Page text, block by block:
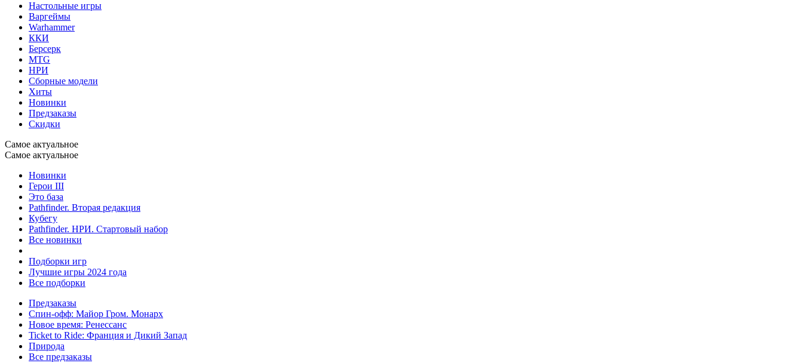
Настольные игры
Варгеймы
Warhammer
ККИ
Берсерк
MTG
НРИ
Сборные модели
Хиты
Новинки
Предзаказы
Скидки
Самое актуальное
Самое актуальное
Новинки
Герои III
Это база
Pathfinder. Вторая редакция
Кубегу
Pathfinder. НРИ. Стартовый набор
Все новинки
Подборки игр
Лучшие игры 2024 года
Все подборки
Предзаказы
Спин-офф: Майор Гром. Монарх
Новое время: Ренессанс
Ticket to Ride: Франция и Дикий Запад
Природа
Все предзаказы